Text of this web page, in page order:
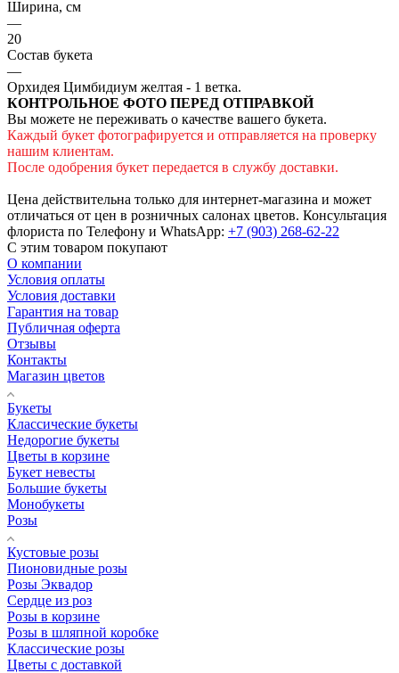
Ширина, см
—
20
Состав букета
—
Орхидея Цимбидиум желтая - 1 ветка.
КОНТРОЛЬНОЕ ФОТО ПЕРЕД ОТПРАВКОЙ
Вы можете не переживать о качестве вашего букета.
Каждый букет фотографируется и отправляется на проверку
нашим клиентам.
После одобрения букет передается в службу доставки.
Цена действительна только для интернет-магазина и может
отличаться от цен в розничных салонах цветов. Консультация
флориста по Телефону и WhatsApp: +7 (903) 268-62-22
С этим товаром покупают
О компании
Условия оплаты
Условия доставки
Гарантия на товар
Публичная оферта
Отзывы
Контакты
Магазин цветов
Букеты
Классические букеты
Недорогие букеты
Цветы в корзине
Букет невесты
Большие букеты
Монобукеты
Розы
Кустовые розы
Пионовидные розы
Розы Эквадор
Сердце из роз
Розы в корзине
Розы в шляпной коробке
Классические розы
Цветы с доставкой